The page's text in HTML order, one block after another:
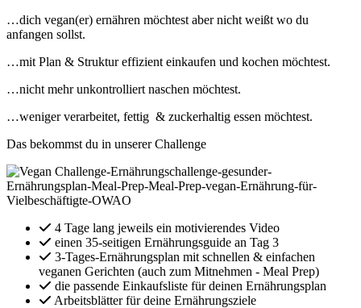
…dich vegan(er) ernähren möchtest aber nicht weißt wo du
anfangen sollst.
…mit Plan & Struktur effizient einkaufen und kochen möchtest.
…nicht mehr unkontrolliert naschen möchtest.
…weniger verarbeitet, fettig & zuckerhaltig essen möchtest.
Das bekommst du in unserer Challenge
4 Tage lang jeweils ein motivierendes Video
einen 35-seitigen Ernährungsguide an Tag 3
3-Tages-Ernährungsplan mit schnellen & einfachen
veganen Gerichten (auch zum Mitnehmen - Meal Prep)
die passende Einkaufsliste für deinen Ernährungsplan
Arbeitsblätter für deine Ernährungsziele